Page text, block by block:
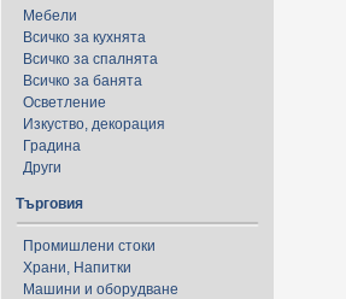
Мебели
Всичко за кухнята
Всичко за спалнята
Всичко за банята
Осветление
Изкуство, декорация
Градина
Други
Търговия
Промишлени стоки
Храни, Напитки
Машини и оборудване